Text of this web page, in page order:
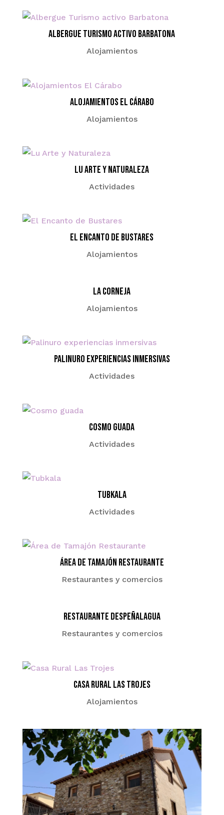
Albergue Turismo activo Barbatona
Alojamientos
Alojamientos El Cárabo
Alojamientos
Lu Arte y Naturaleza
Actividades
El Encanto de Bustares
Alojamientos
La Corneja
Alojamientos
Palinuro experiencias inmersivas
Actividades
Cosmo guada
Actividades
Tubkala
Actividades
Área de Tamajón Restaurante
Restaurantes y comercios
Restaurante Despeñalagua
Restaurantes y comercios
Casa Rural Las Trojes
Alojamientos